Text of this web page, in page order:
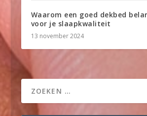
Waarom een goed dekbed
voor je slaapkwaliteit
13 november 2024